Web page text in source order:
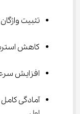
تثبیت
کاهش
افزایش سرعت
آمادگی